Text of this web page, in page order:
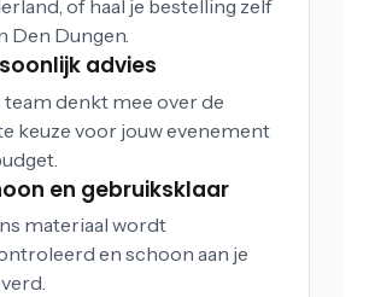
of haal je bestelling zelf
Den Dungen.
advies
team denkt mee over de
keuze voor jouw evenement
en gebruiksklaar
materiaal wordt
en schoon aan je